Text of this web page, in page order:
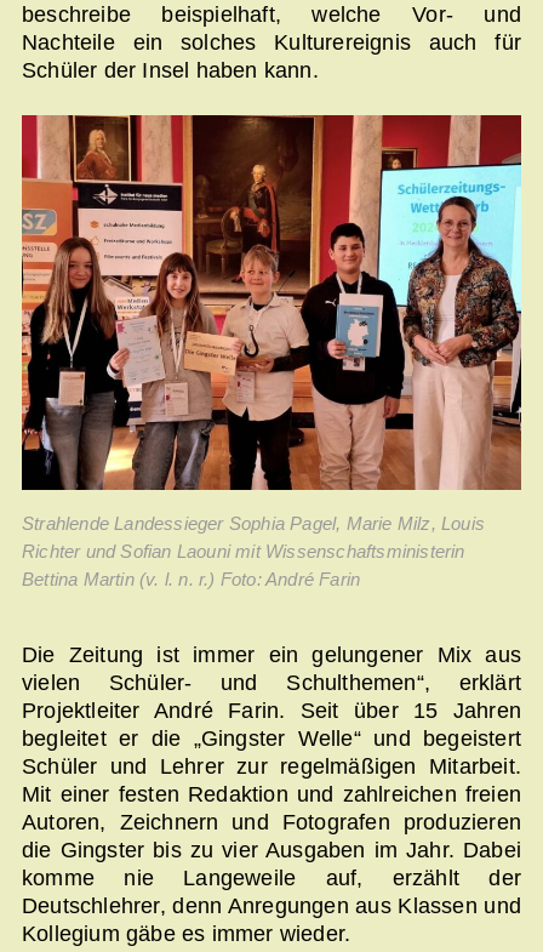
beschreibe beispielhaft, welche Vor- und
Nachteile ein solches Kulturereignis auch für
Schüler der Insel haben kann.
Strahlende Landessieger Sophia Pagel, Marie Milz, Louis
Richter und Sofian Laouni mit Wissenschaftsministerin
Bettina Martin (v. l. n. r.) Foto: André Farin
Die Zeitung ist immer ein gelungener Mix aus
vielen Schüler- und Schulthemen“, erklärt
Projektleiter André Farin. Seit über 15 Jahren
begleitet er die „Gingster Welle“ und begeistert
Schüler und Lehrer zur regelmäßigen Mitarbeit.
Mit einer festen Redaktion und zahlreichen freien
Autoren, Zeichnern und Fotografen produzieren
die Gingster bis zu vier Ausgaben im Jahr. Dabei
komme nie Langeweile auf, erzählt der
Deutschlehrer, denn Anregungen aus Klassen und
Kollegium gäbe es immer wieder.